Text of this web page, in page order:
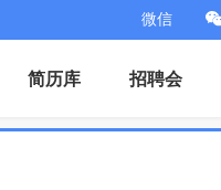
微信
简历库 招聘会